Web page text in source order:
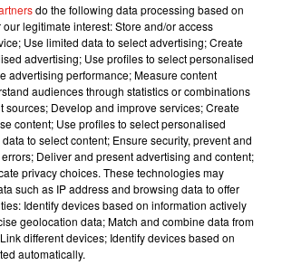
2018 à 17h00 par Aurélie
Amcn
do the following data processing based on
legitimate interest: Store and/or access
Use limited data to select advertising; Create
advertising; Use profiles to select personalised
advertising performance; Measure content
audiences through statistics or combinations
sources; Develop and improve services; Create
content; Use profiles to select personalised
to select content; Ensure security, prevent and
Deliver and present advertising and content;
privacy choices. These technologies may
such as IP address and browsing data to offer
Identify devices based on information actively
geolocation data; Match and combine data from
different devices; Identify devices based on
automatically.